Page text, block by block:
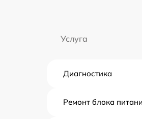
Услуга
Диагностика
Ремонт блока